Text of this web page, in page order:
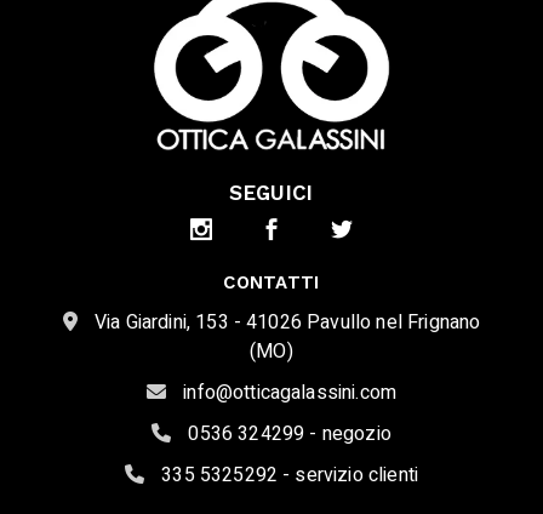
SEGUICI
CONTATTI
Via Giardini, 153 - 41026 Pavullo nel Frignano
(MO)
info@otticagalassini.com
0536 324299 - negozio
335 5325292 - servizio clienti